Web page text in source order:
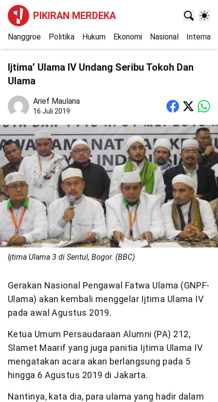
PIKIRAN MERDEKA
Nanggroe Politika Hukum Ekonomi Nasional
Ijtima’ Ulama IV Undang Seribu Tokoh Dan
Ulama
Arief Maulana
16 Juli 2019
Ijtima Ulama 3 di Sentul, Bogor. (BBC)
Gerakan Nasional Pengawal Fatwa Ulama (GNPF-
Ulama) akan kembali menggelar Ijtima Ulama IV
pada awal Agustus 2019.
Ketua Umum Persaudaraan Alumni (PA) 212,
Slamet Maarif yang juga panitia Ijtima Ulama IV
mengatakan acara akan berlangsung pada 5
hingga 6 Agustus 2019 di Jakarta.
Nantinya, kata dia, para ulama yang hadir dalam